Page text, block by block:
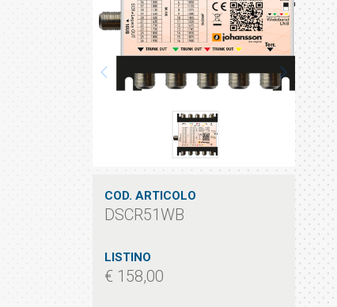
COD. ARTICOLO
DSCR51WB
LISTINO
€ 158,00